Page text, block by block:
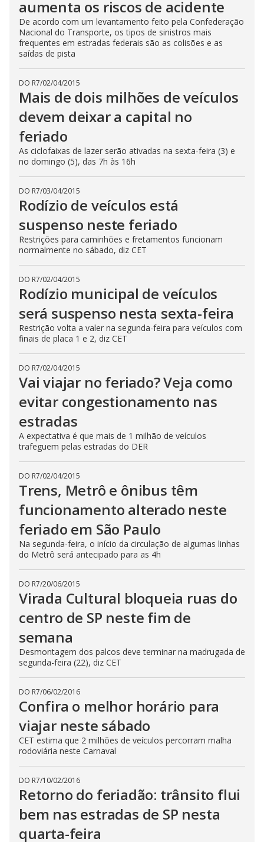
aumenta os riscos de acidente
De acordo com um levantamento feito pela Confederação
Nacional do Transporte, os tipos de sinistros mais
frequentes em estradas federais são as colisões e as
saídas de pista
DO R7/02/04/2015
Mais de dois milhões de veículos
devem deixar a capital no
feriado
As ciclofaixas de lazer serão ativadas na sexta-feira (3) e
no domingo (5), das 7h às 16h
DO R7/03/04/2015
Rodízio de veículos está
suspenso neste feriado
Restrições para caminhões e fretamentos funcionam
normalmente no sábado, diz CET
DO R7/02/04/2015
Rodízio municipal de veículos
será suspenso nesta sexta-feira
Restrição volta a valer na segunda-feira para veículos com
finais de placa 1 e 2, diz CET
DO R7/02/04/2015
Vai viajar no feriado? Veja como
evitar congestionamento nas
estradas
A expectativa é que mais de 1 milhão de veículos
trafeguem pelas estradas do DER
DO R7/02/04/2015
Trens, Metrô e ônibus têm
funcionamento alterado neste
feriado em São Paulo
Na segunda-feira, o início da circulação de algumas linhas
do Metrô será antecipado para as 4h
DO R7/20/06/2015
Virada Cultural bloqueia ruas do
centro de SP neste fim de
semana
Desmontagem dos palcos deve terminar na madrugada de
segunda-feira (22), diz CET
DO R7/06/02/2016
Confira o melhor horário para
viajar neste sábado
CET estima que 2 milhões de veículos percorram malha
rodoviária neste Carnaval
DO R7/10/02/2016
Retorno do feriadão: trânsito flui
bem nas estradas de SP nesta
quarta-feira